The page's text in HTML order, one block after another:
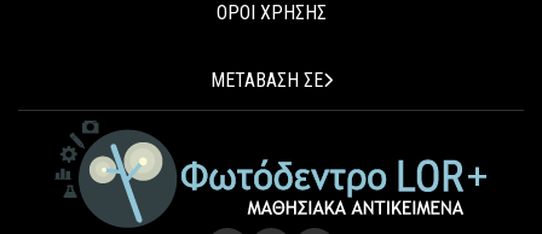
ΟΡΟΙ ΧΡΗΣΗΣ
ΜΕΤΑΒΑΣΗ ΣΕ